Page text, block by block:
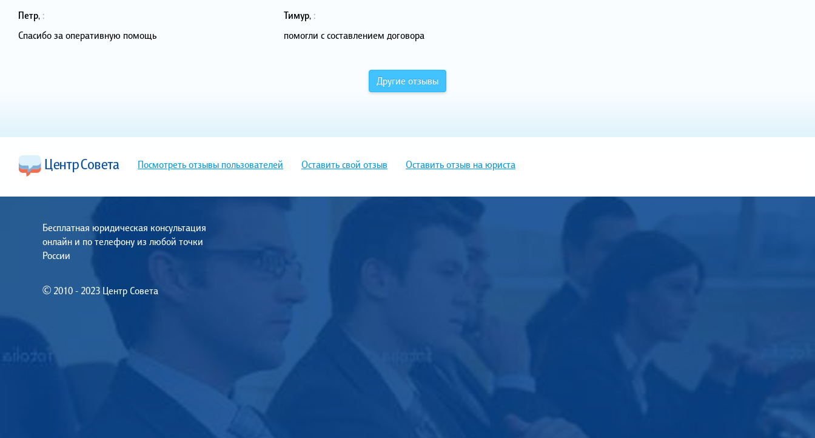
Петр, :
Спасибо за оперативную помощь
Тимур, :
помогли с составлением договора
Другие отзывы
Посмотреть отзывы пользователей Оставить свой отзыв Оставить отзыв на юриста
Бесплатная юридическая консультация
онлайн и по телефону из любой точки
России
© 2010 - 2023 Центр Совета